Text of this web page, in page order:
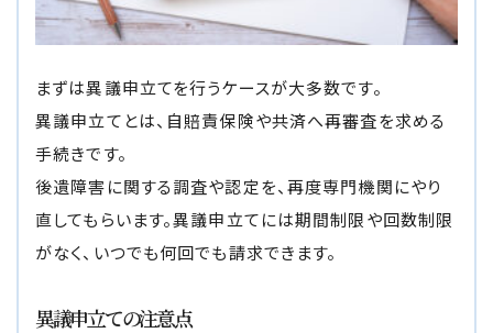
まずは異議申立てを行うケースが大多数です。
異議申立てとは、自賠責保険や共済へ再審査を求める
手続きです。
後遺障害に関する調査や認定を、再度専門機関にやり
直してもらいます。異議申立てには期間制限や回数制限
がなく、いつでも何回でも請求できます。
異議申立ての注意点